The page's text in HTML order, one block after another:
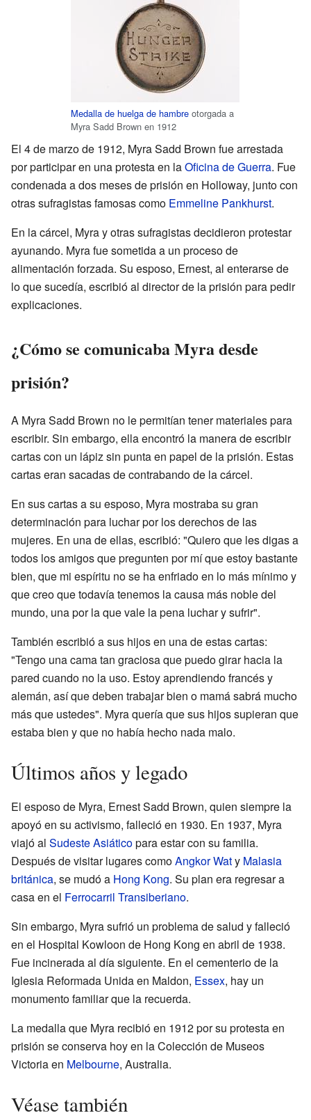
Medalla de huelga de hambreotorgada a
Myra Sadd Brown en 1912
El 4 de marzo de 1912, Myra Sadd Brown fue arrestada
por participar en una protesta en laOficina de Guerra. Fue
condenada a dos meses de prisión en Holloway, junto con
otras sufragistas famosas como Emmeline Pankhurst.
En la cárcel, Myra y otras sufragistas decidieron protestar
ayunando. Myra fue sometida a un proceso de
alimentación forzada. Su esposo, Ernest, al enterarse de
lo que sucedía, escribió al director de la prisión para pedir
explicaciones.
¿Cómo se comunicaba Myra desde
prisión?
A Myra Sadd Brown no le permitían tener materiales para
escribir. Sin embargo, ella encontró la manera de escribir
cartas con un lápiz sin punta en papel de la prisión. Estas
cartas eran sacadas de contrabando de la cárcel.
En sus cartas a su esposo, Myra mostraba su gran
determinación para luchar por los derechos de las
mujeres. En una de ellas, escribió: "Quiero que les digas a
todos los amigos que pregunten por mí que estoy bastante
bien, que mi espíritu no se ha enfriado en lo más mínimo y
que creo que todavía tenemos la causa más noble del
mundo, una por la que vale la pena luchar y sufrir".
También escribió a sus hijos en una de estas cartas:
"Tengo una cama tan graciosa que puedo girar hacia la
pared cuando no la uso. Estoy aprendiendo francés y
alemán, así que deben trabajar bien o mamá sabrá mucho
más que ustedes". Myra quería que sus hijos supieran que
estaba bien y que no había hecho nada malo.
Últimos años y legado
El esposo de Myra, Ernest Sadd Brown, quien siempre la
apoyó en su activismo, falleció en 1930. En 1937, Myra
viajó al Sudeste Asiáticopara estar con su familia.
Después de visitar lugares comoAngkor Waty Malasia
británica, se mudó a Hong Kong. Su plan era regresar a
casa en el Ferrocarril Transiberiano.
Sin embargo, Myra sufrió un problema de salud y falleció
en el Hospital Kowloon de Hong Kong en abril de 1938.
Fue incinerada al día siguiente. En el cementerio de la
Iglesia Reformada Unida en Maldon, Essex, hay un
monumento familiar que la recuerda.
La medalla que Myra recibió en 1912 por su protesta en
prisión se conserva hoy en la Colección de Museos
Victoria en Melbourne, Australia.
Véase también